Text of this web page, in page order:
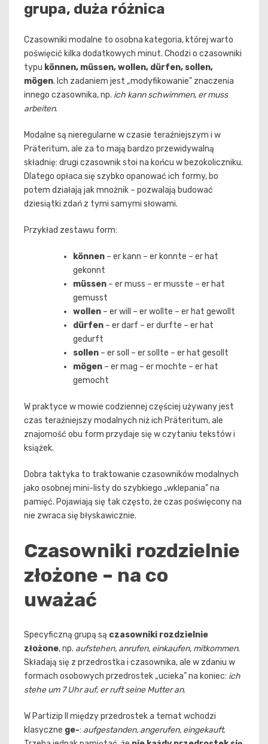
grupa, duża różnica
Czasowniki modalne to osobna kategoria, której warto
poświęcić kilka dodatkowych minut. Chodzi o czasowniki
typu können, müssen, wollen, dürfen, sollen,
mögen. Ich zadaniem jest „modyfikowanie” znaczenia
innego czasownika, np. ich kann schwimmen, er muss
arbeiten.
Modalne są nieregularne w czasie teraźniejszym i w
Präteritum, ale za to mają bardzo przewidywalną
składnię: drugi czasownik stoi na końcu w bezokoliczniku.
Dlatego opłaca się szybko opanować ich formy, bo
potem działają jak mnożnik – pozwalają budować
dziesiątki zdań z tymi samymi słowami.
Przykład zestawu form:
können – er kann – er konnte – er hat
gekonnt
müssen – er muss – er musste – er hat
gemusst
wollen – er will – er wollte – er hat gewollt
dürfen – er darf – er durfte – er hat
gedurft
sollen – er soll – er sollte – er hat gesollt
mögen – er mag – er mochte – er hat
gemocht
W praktyce w mowie codziennej częściej używany jest
czas teraźniejszy modalnych niż ich Präteritum, ale
znajomość obu form przydaje się w czytaniu tekstów i
książek.
Dobra taktyka to traktowanie czasowników modalnych
jako osobnej mini-listy do szybkiego „wklepania” na
pamięć. Pojawiają się tak często, że czas poświęcony na
nie zwraca się błyskawicznie.
Czasowniki rozdzielnie
złożone – na co
uważać
Specyficzną grupą są czasowniki rozdzielnie
złożone, np. aufstehen, anrufen, einkaufen, mitkommen.
Składają się z przedrostka i czasownika, ale w zdaniu w
formach osobowych przedrostek „ucieka” na koniec: ich
stehe um 7 Uhr auf, er ruft seine Mutter an.
W Partizip II między przedrostek a temat wchodzi
klasyczne ge-: aufgestanden, angerufen, eingekauft.